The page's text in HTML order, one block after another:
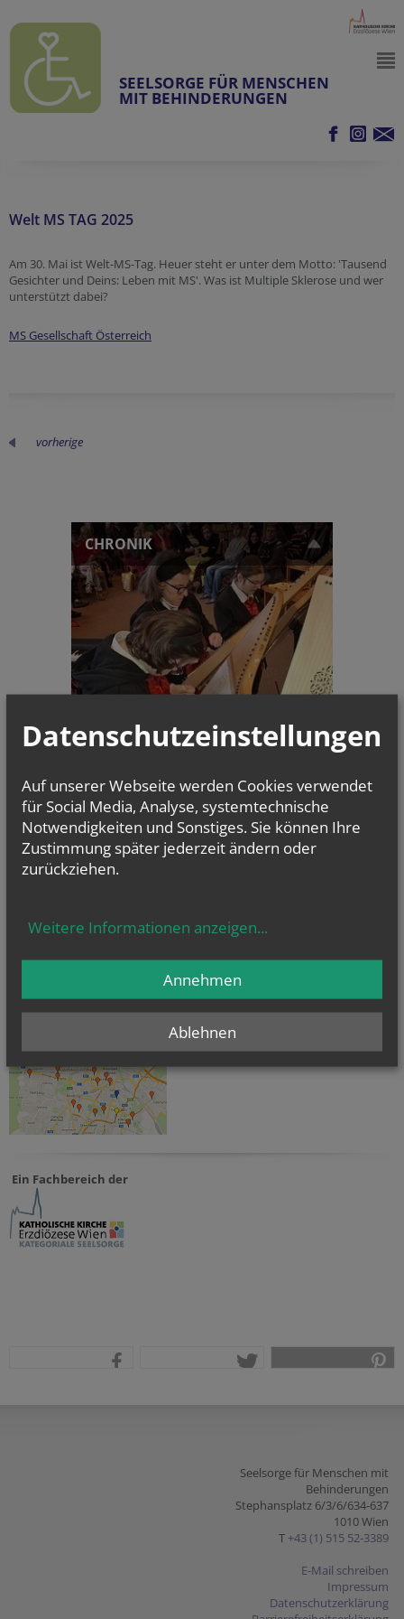
SEELSORGE FÜR MENSCHEN
MIT BEHINDERUNGEN
Welt MS TAG 2025
Am 30. Mai ist Welt-MS-Tag. Heuer steht er unter dem Motto: 'Tausend
Gesichter und Deins: Leben mit MS'. Was ist Multiple Sklerose und wer
unterstützt dabei?
MS Gesellschaft Österreich
vorherige
CHRONIK
5. INKLUSIVES
TERMINE
Barrierefreie Kirchen in Wien
Ein Fachbereich der
Seelsorge für Menschen mit
Behinderungen
Stephansplatz 6/3/6/634-637
1010 Wien
T +43 (1) 515 52-3389
E-Mail schreiben
Impressum
Datenschutzerklärung
Datenschutzeinstellungen
Auf unserer Webseite werden Cookies verwendet
für Social Media, Analyse, systemtechnische
Notwendigkeiten und Sonstiges. Sie können Ihre
Zustimmung später jederzeit ändern oder
zurückziehen.
Weitere Informationen anzeigen...
Ablehnen
Annehmen